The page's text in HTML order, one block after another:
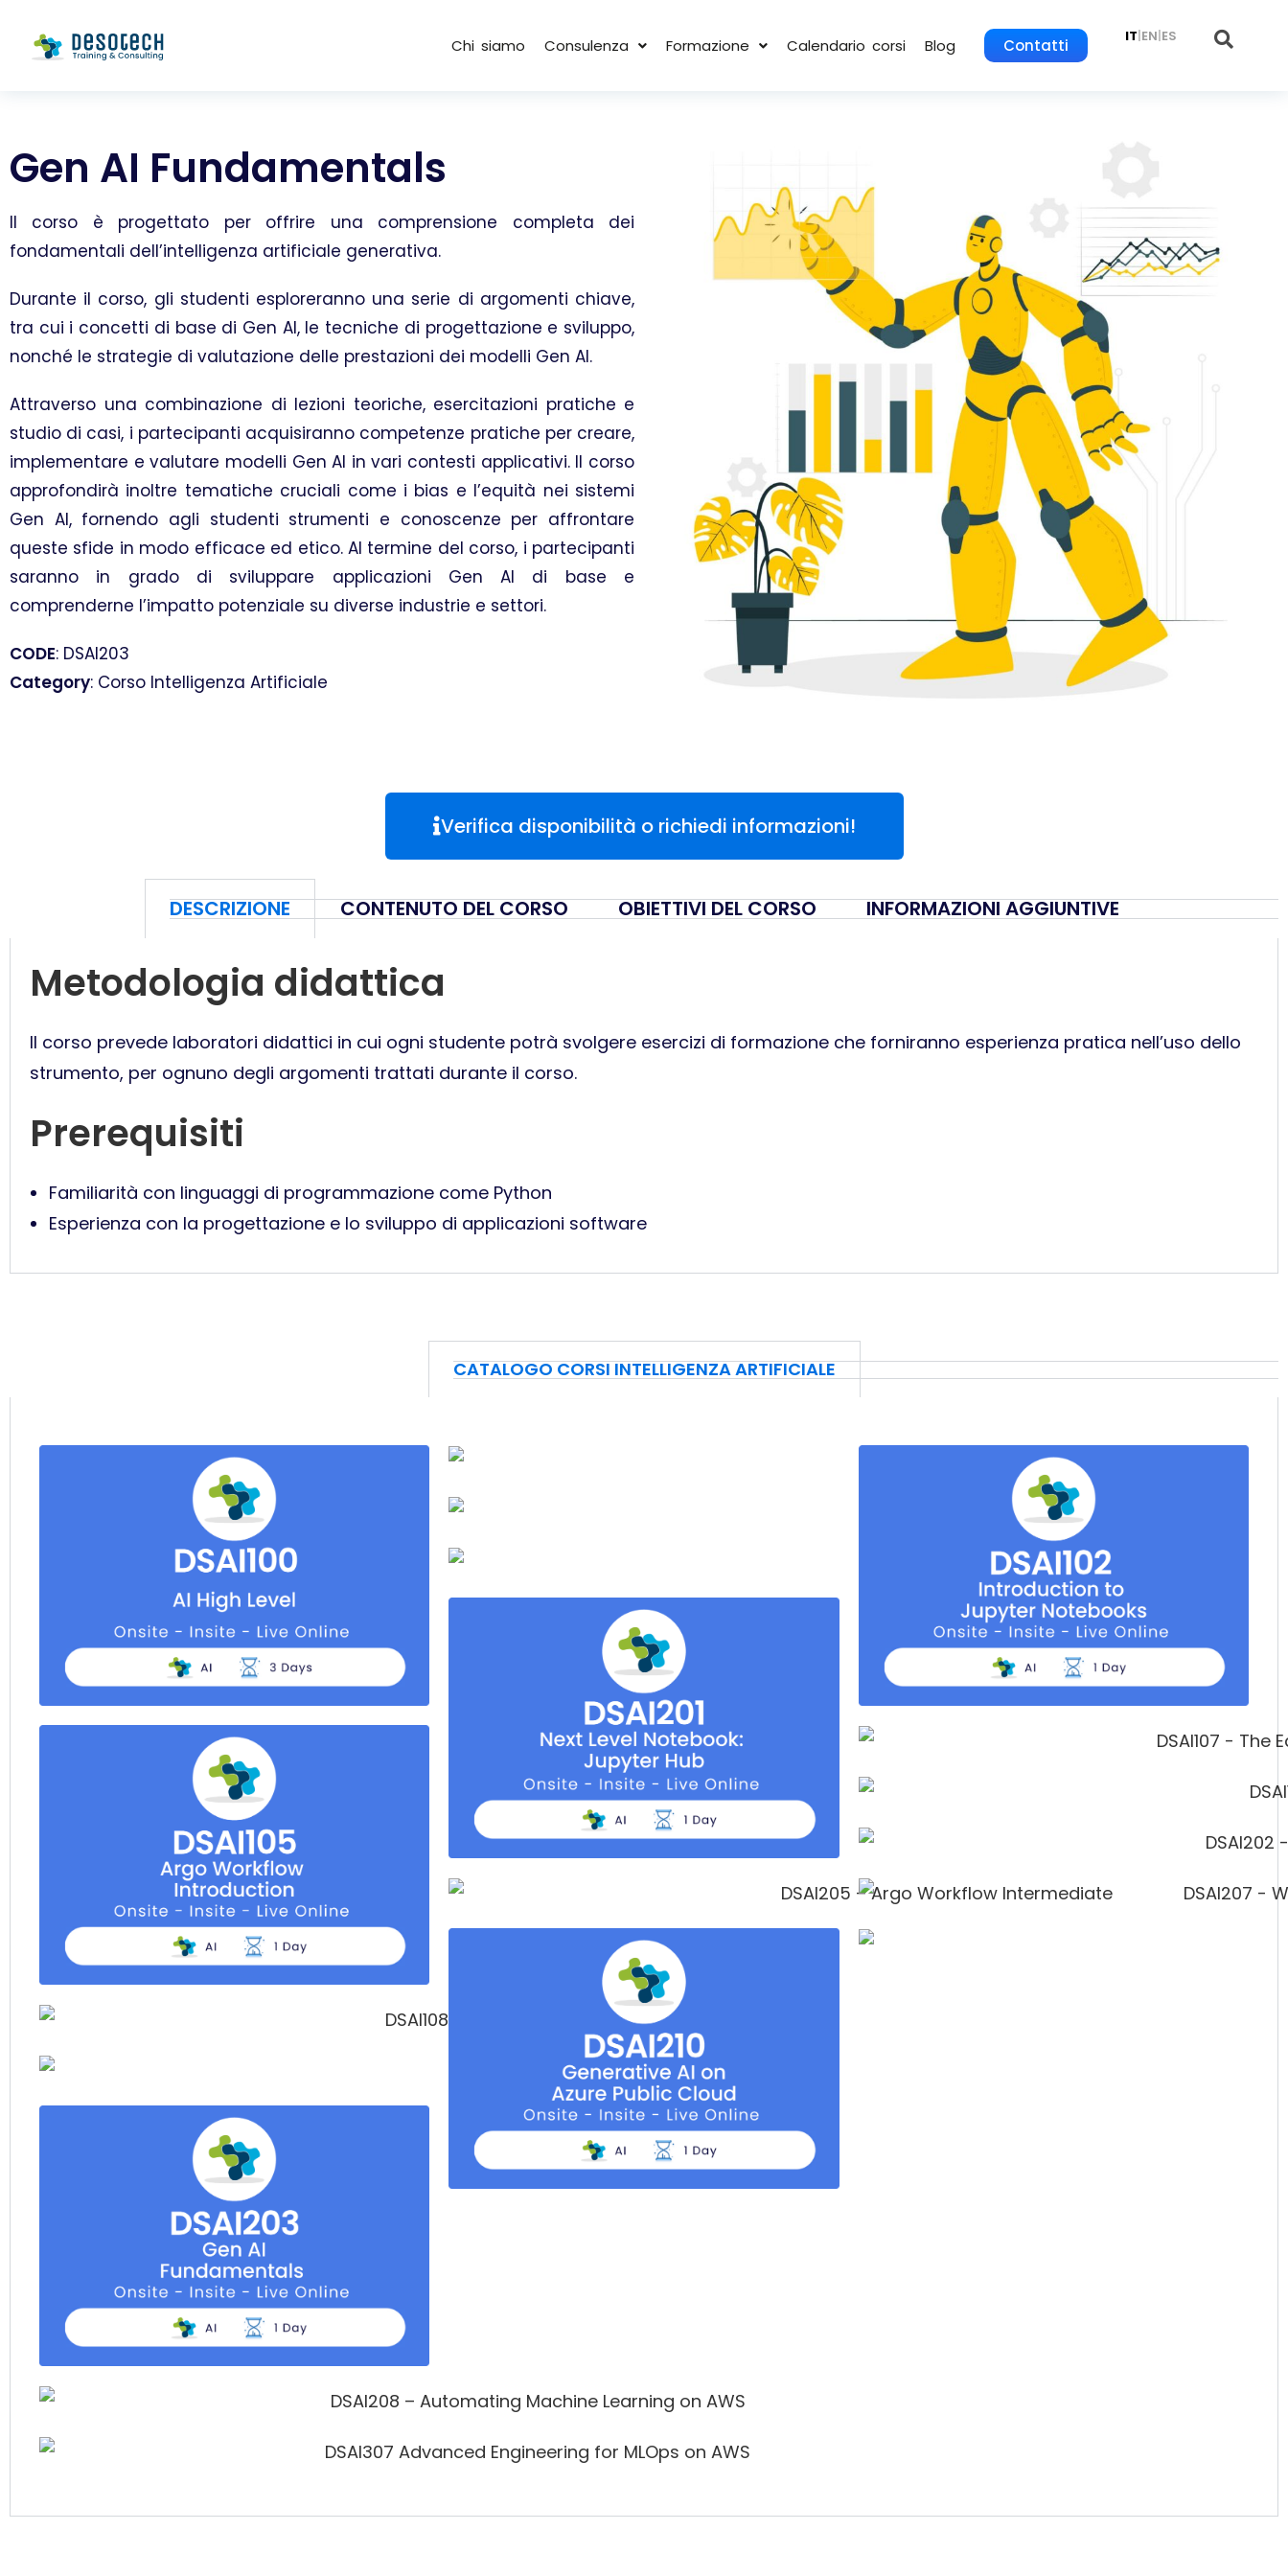
Chi siamo Consulenza Formazione Calendario corsi Blog Contatti IT|EN|ES
Gen AI Fundamentals
Il corso è progettato per offrire una comprensione completa dei
fondamentali dell’intelligenza artificiale generativa.
Durante il corso, gli studenti esploreranno una serie di argomenti chiave,
tra cui i concetti di base di Gen AI, le tecniche di progettazione e sviluppo,
nonché le strategie di valutazione delle prestazioni dei modelli Gen AI.
Attraverso una combinazione di lezioni teoriche, esercitazioni pratiche e
studio di casi, i partecipanti acquisiranno competenze pratiche per creare,
implementare e valutare modelli Gen AI in vari contesti applicativi. Il corso
approfondirà inoltre tematiche cruciali come i bias e l’equità nei sistemi
Gen AI, fornendo agli studenti strumenti e conoscenze per affrontare
queste sfide in modo efficace ed etico. Al termine del corso, i partecipanti
saranno in grado di sviluppare applicazioni Gen AI di base e
comprenderne l’impatto potenziale su diverse industrie e settori.
CODE: DSAI203
Category: Corso Intelligenza Artificiale
Verifica disponibilità o richiedi informazioni!
DESCRIZIONE CONTENUTO DEL CORSO OBIETTIVI DEL CORSO INFORMAZIONI AGGIUNTIVE
Metodologia didattica
Il corso prevede laboratori didattici in cui ogni studente potrà svolgere esercizi di formazione che forniranno esperienza pratica nell’uso dello
strumento, per ognuno degli argomenti trattati durante il corso.
Prerequisiti
Familiarità con linguaggi di programmazione come Python
Esperienza con la progettazione e lo sviluppo di applicazioni software
CATALOGO CORSI INTELLIGENZA ARTIFICIALE